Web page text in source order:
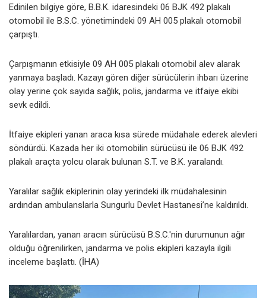
Edinilen bilgiye göre, B.B.K. idaresindeki 06 BJK 492 plakalı
otomobil ile B.S.C. yönetimindeki 09 AH 005 plakalı otomobil
çarpıştı.
Çarpışmanın etkisiyle 09 AH 005 plakalı otomobil alev alarak
yanmaya başladı. Kazayı gören diğer sürücülerin ihbarı üzerine
olay yerine çok sayıda sağlık, polis, jandarma ve itfaiye ekibi
sevk edildi.
İtfaiye ekipleri yanan araca kısa sürede müdahale ederek alevleri
söndürdü. Kazada her iki otomobilin sürücüsü ile 06 BJK 492
plakalı araçta yolcu olarak bulunan S.T. ve B.K. yaralandı.
Yaralılar sağlık ekiplerinin olay yerindeki ilk müdahalesinin
ardından ambulanslarla Sungurlu Devlet Hastanesi’ne kaldırıldı.
Yaralılardan, yanan aracın sürücüsü B.S.C.'nin durumunun ağır
olduğu öğrenilirken, jandarma ve polis ekipleri kazayla ilgili
inceleme başlattı. (İHA)